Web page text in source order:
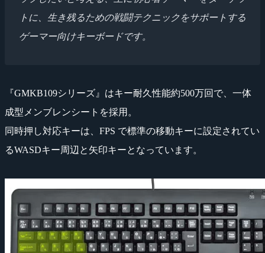
トに、生き残るための戦闘テクニックをサポートする
ゲーマー向けキーボードです。
『GMKB109シリーズ』はキー耐久性能約500万回で、一体
成型メンブレンシートを採用。
同時押し対応キーは、FPS で標準の移動キーに設定されてい
るWASDキー周辺と矢印キーとなっています。